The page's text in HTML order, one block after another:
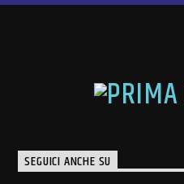
SEGUICI ANCHE SU